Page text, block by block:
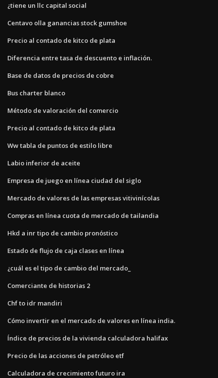
¿tiene un llc capital social
Centavo olla ganancias stock gumshoe
Precio al contado de kitco de plata
Diferencia entre tasa de descuento e inflación.
Base de datos de precios de cobre
Bus charter blanco
Método de valoración del comercio
Precio al contado de kitco de plata
Ww tabla de puntos de estilo libre
Labio inferior de aceite
Empresa de juego en línea ciudad del siglo
Mercado de valores de las empresas vitivinícolas
Compras en línea cuota de mercado de tailandia
Hkd a inr tipo de cambio pronóstico
Estado de flujo de caja clases en línea
¿cuál es el tipo de cambio del mercado_
Comerciante de historias 2
Chf to idr mandiri
Cómo invertir en el mercado de valores en línea india.
Índice de precios de la vivienda calculadora halifax
Precio de las acciones de petróleo etf
Calculadora de crecimiento futuro ira